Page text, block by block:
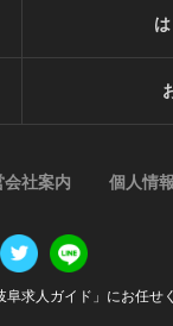
阜求人ガイド」にお任せ
会社案内 個人情